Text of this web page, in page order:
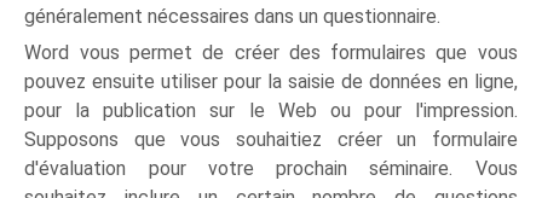
généralement nécessaires dans un questionnaire.
Word vous permet de créer des formulaires que vous
pouvez ensuite utiliser pour la saisie de données en ligne,
pour la publication sur le Web ou pour l'impression.
Supposons que vous souhaitiez créer un formulaire
d'évaluation pour votre prochain séminaire. Vous